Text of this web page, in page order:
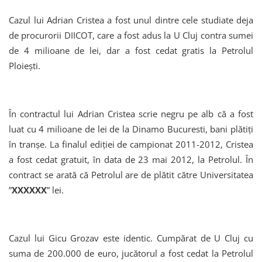
Cazul lui Adrian Cristea a fost unul dintre cele studiate deja
de procurorii DIICOT, care a fost adus la U Cluj contra sumei
de 4 milioane de lei, dar a fost cedat gratis la Petrolul
Ploiești.
În contractul lui Adrian Cristea scrie negru pe alb că a fost
luat cu 4 milioane de lei de la Dinamo Bucuresti, bani plătiți
în tranșe. La finalul ediției de campionat 2011-2012, Cristea
a fost cedat gratuit, în data de 23 mai 2012, la Petrolul. În
contract se arată că Petrolul are de plătit către Universitatea
”XXXXXX” lei.
Cazul lui Gicu Grozav este identic. Cumpărat de U Cluj cu
suma de 200.000 de euro, jucătorul a fost cedat la Petrolul